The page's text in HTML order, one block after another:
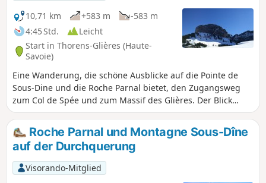
10,71 km
+583 m
-583 m
4:45 Std.
Leicht
Start in Thorens-Glières (Haute-
Savoie)
Eine Wanderung, die schöne Ausblicke auf die Pointe de
Sous-Dine und die Roche Parnal bietet, den Zugangsweg
zum Col de Spée und zum Massif des Glières. Der Blick
reicht auch bis zum Jura, zum Salève und zum Genfer See.
Roche Parnal und Montagne Sous-Dîne
auf der Durchquerung
Visorando-Mitglied